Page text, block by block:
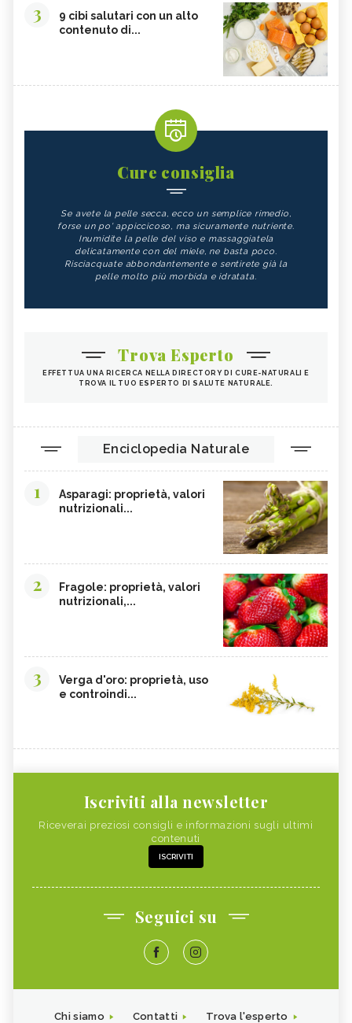
3
9 cibi salutari con un alto
contenuto di...
Cure consiglia
Se avete la pelle secca, ecco un semplice rimedio,
forse un po' appiccicoso, ma sicuramente nutriente.
Inumidite la pelle del viso e massaggiatela
delicatamente con del miele, ne basta poco.
Risciacquate abbondantemente e sentirete già la
pelle molto più morbida e idratata.
Trova Esperto
EFFETTUA UNA RICERCA NELLA DIRECTORY DI CURE-NATURALI E
TROVA IL TUO ESPERTO DI SALUTE NATURALE.
Enciclopedia Naturale
1
Asparagi: proprietà, valori
nutrizionali...
2
Fragole: proprietà, valori
nutrizionali,...
3
Verga d'oro: proprietà, uso
e controindi...
Iscriviti alla newsletter
Riceverai preziosi consigli e informazioni sugli ultimi
contenuti
ISCRIVITI
Seguici su
Chi siamo Contatti Trova l'esperto